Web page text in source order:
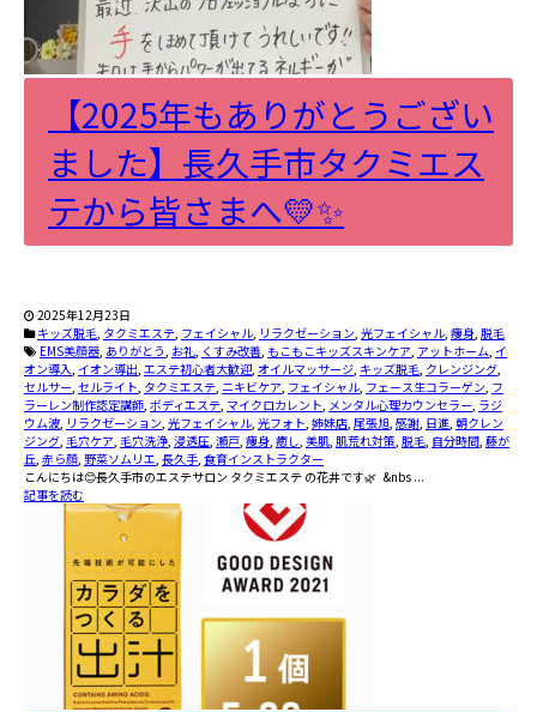
【2025年もありがとうござい
ました】長久手市タクミエス
テから皆さまへ💛✨
2025年12月23日
キッズ脱毛, タクミエステ, フェイシャル, リラクゼーション, 光フェイシャル, 痩身, 脱毛
EMS美顔器, ありがとう, お礼, くすみ改善, もこもこキッズスキンケア, アットホーム, イ
オン導入, イオン導出, エステ初心者大歓迎, オイルマッサージ, キッズ脱毛, クレンジング,
セルサー, セルライト, タクミエステ, ニキビケア, フェイシャル, フェース生コラーゲン, フ
ラーレン制作認定講師, ボディエステ, マイクロカレント, メンタル心理カウンセラー, ラジ
ウム波, リラクゼーション, 光フェイシャル, 光フォト, 姉妹店, 尾張旭, 感謝, 日進, 朝クレン
ジング, 毛穴ケア, 毛穴洗浄, 浸透圧, 瀬戸, 痩身, 癒し, 美肌, 肌荒れ対策, 脱毛, 自分時間, 藤が
丘, 赤ら顔, 野菜ソムリエ, 長久手, 食育インストラクター
こんにちは😊長久手市のエステサロン タクミエステ の花井です🌿 &nbs ...
記事を読む